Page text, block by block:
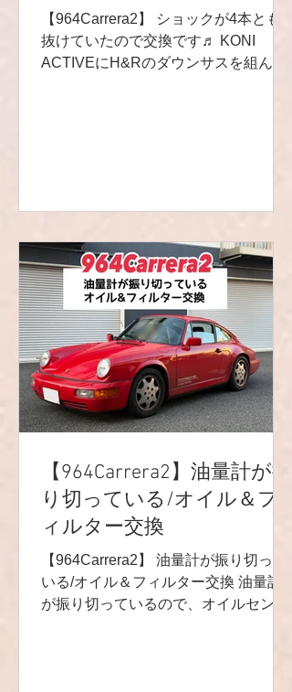
【964Carrera2】 ショックが4本とも
抜けていたので交換です♬ KONI
ACTIVEにH&Rのダウンサスを組んで
レッシュされた脚回りですが（本来は
当たり前なんでしょうが）橋や道路の
繋ぎ目を越える時の嫌な「ガタン」と
いう振動&音やガタが無くなり想像の
上をいく変化に驚いています。 とても
快適になり今まで以上にドライブが楽
しくなりそうです。 🔺 とのメッセー
ジもいただき嬉しい限りです☺️🌟 あり
がとうございました‼️ R9レーシング
HP⬇︎ https://www.r9racing-jp.com/
🔻LINE友達追加/LINEお問い合わせ🔻
https://lin.ee/4ek3yGk 📩
r9.racingteam.911@gmail.com
YouTubeチャンネル🎬
https://youtube.com
【964Carrera2】油量計が振
り切っている/オイル＆フ
ィルター交換
【964Carrera2】 油量計が振り切って
いる/オイル＆フィルター交換 油量計
が振り切っているので、オイルセンダ